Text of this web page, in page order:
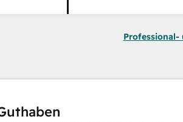
Professional-